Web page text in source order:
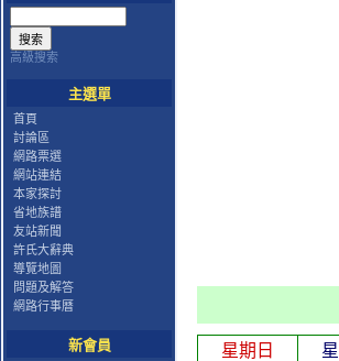
高級搜索
主選單
首頁
討論區
網路票選
網站連結
本家探討
省地族譜
友站新聞
許氏大辭典
導覽地圖
問題及解答
網路行事曆
新會員 星期日